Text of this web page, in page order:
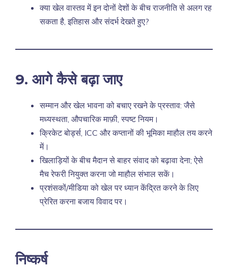
क्या खेल वास्तव में इन दोनों देशों के बीच राजनीति से अलग रह
सकता है, इतिहास और संदर्भ देखते हुए?
9. आगे कैसे बढ़ा जाए
सम्मान और खेल भावना को बचाए रखने के प्रस्ताव: जैसे
मध्यस्थता, औपचारिक माफ़ी, स्पष्ट नियम।
क्रिकेट बोर्ड्स, ICC और कप्तानों की भूमिका माहौल तय करने
में।
खिलाड़ियों के बीच मैदान से बाहर संवाद को बढ़ावा देना; ऐसे
मैच रेफरी नियुक्त करना जो माहौल संभाल सकें।
प्रशंसकों/मीडिया को खेल पर ध्यान केंद्रित करने के लिए
प्रेरित करना बजाय विवाद पर।
निष्कर्ष